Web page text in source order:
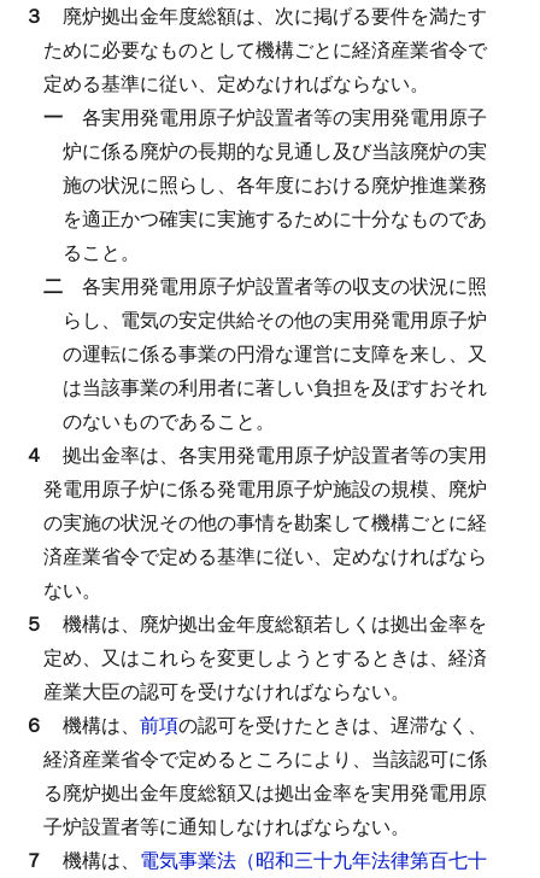
３ 廃炉拠出金年度総額は、次に掲げる要件を満たす
ために必要なものとして機構ごとに経済産業省令で
定める基準に従い、定めなければならない。
一 各実用発電用原子炉設置者等の実用発電用原子
炉に係る廃炉の長期的な見通し及び当該廃炉の実
施の状況に照らし、各年度における廃炉推進業務
を適正かつ確実に実施するために十分なものであ
ること。
二 各実用発電用原子炉設置者等の収支の状況に照
らし、電気の安定供給その他の実用発電用原子炉
の運転に係る事業の円滑な運営に支障を来し、又
は当該事業の利用者に著しい負担を及ぼすおそれ
のないものであること。
４ 拠出金率は、各実用発電用原子炉設置者等の実用
発電用原子炉に係る発電用原子炉施設の規模、廃炉
の実施の状況その他の事情を勘案して機構ごとに経
済産業省令で定める基準に従い、定めなければなら
ない。
５ 機構は、廃炉拠出金年度総額若しくは拠出金率を
定め、又はこれらを変更しようとするときは、経済
産業大臣の認可を受けなければならない。
６ 機構は、 前項の認可を受けたときは、遅滞なく、
経済産業省令で定めるところにより、当該認可に係
る廃炉拠出金年度総額又は拠出金率を実用発電用原
子炉設置者等に通知しなければならない。
７ 機構は、 電気事業法（昭和三十九年法律第百七十